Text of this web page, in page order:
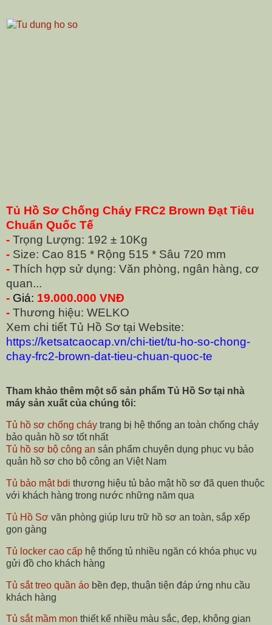
Tủ Hồ Sơ Chống Cháy FRC2 Brown Đạt Tiêu
Chuẩn Quốc Tế
- Trọng Lượng: 192 ± 10Kg
- Size: Cao 815 * Rộng 515 * Sâu 720 mm
- Thích hợp sử dụng: Văn phòng, ngân hàng, cơ
quan...
- Giá: 19.000.000 VNĐ
- Thương hiệu: WELKO
Xem chi tiết Tủ Hồ Sơ tại Website:
https://ketsatcaocap.vn/chi-tiet/tu-ho-so-chong-
chay-frc2-brown-dat-tieu-chuan-quoc-te
Tham khảo thêm một số sản phẩm Tủ Hồ Sơ tại nhà
máy sản xuất của chúng tôi:
Tủ hồ sơ chống cháy trang bị hệ thống an toàn chống cháy
bảo quản hồ sơ tốt nhất
Tủ hồ sơ bộ công an sản phẩm chuyên dụng phục vụ bảo
quản hồ sơ cho bộ công an Việt Nam
Tủ bảo mật bdi thương hiệu tủ bảo mật hồ sơ đã quen thuộc
với khách hàng trong nước những năm qua
Tủ Hồ Sơ văn phòng giúp lưu trữ hồ sơ an toàn, sắp xếp
gọn gàng
Tủ locker cao cấp hệ thống tủ nhiều ngăn có khóa phục vụ
gửi đồ cho khách hàng
Tủ sắt treo quần áo bền đẹp, thuận tiện đáp ứng nhu cầu
khách hàng
Tủ sắt mầm mon thiết kế nhiều màu sắc, đẹp, không gian